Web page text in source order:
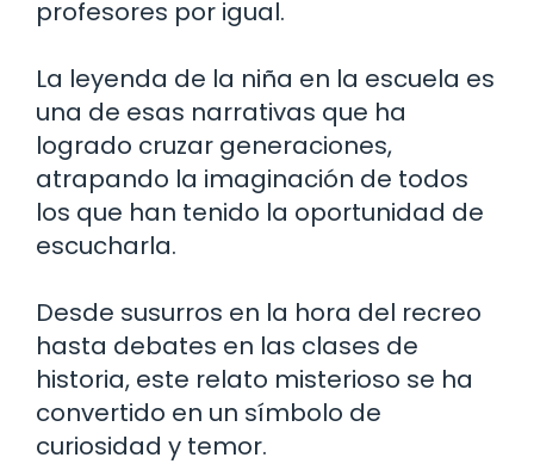
profesores por igual.
La leyenda de la niña en la escuela es
una de esas narrativas que ha
logrado cruzar generaciones,
atrapando la imaginación de todos
los que han tenido la oportunidad de
escucharla.
Desde susurros en la hora del recreo
hasta debates en las clases de
historia, este relato misterioso se ha
convertido en un símbolo de
curiosidad y temor.